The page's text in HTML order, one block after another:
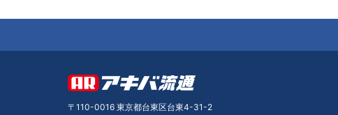
〒110-0016 東京都台東区台東4-31-2